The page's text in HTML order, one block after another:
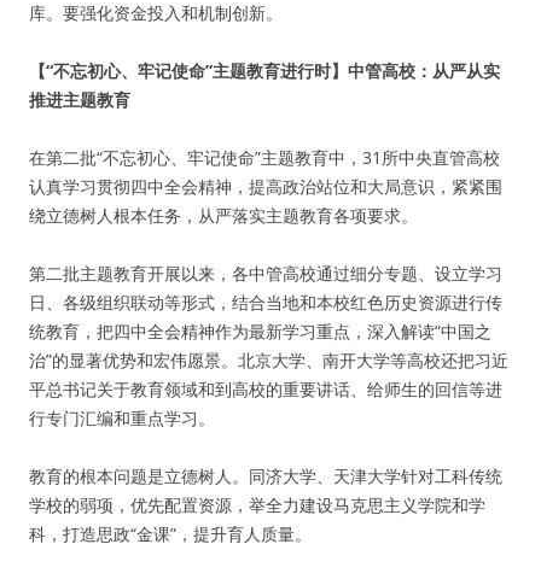
库。要强化资金投入和机制创新。
【“不忘初心、牢记使命”主题教育进行时】中管高校：从严从实
推进主题教育
在第二批“不忘初心、牢记使命”主题教育中，31所中央直管高校
认真学习贯彻四中全会精神，提高政治站位和大局意识，紧紧围
绕立德树人根本任务，从严落实主题教育各项要求。
第二批主题教育开展以来，各中管高校通过细分专题、设立学习
日、各级组织联动等形式，结合当地和本校红色历史资源进行传
统教育，把四中全会精神作为最新学习重点，深入解读“中国之
治”的显著优势和宏伟愿景。北京大学、南开大学等高校还把习近
平总书记关于教育领域和到高校的重要讲话、给师生的回信等进
行专门汇编和重点学习。
教育的根本问题是立德树人。同济大学、天津大学针对工科传统
学校的弱项，优先配置资源，举全力建设马克思主义学院和学
科，打造思政“金课”，提升育人质量。